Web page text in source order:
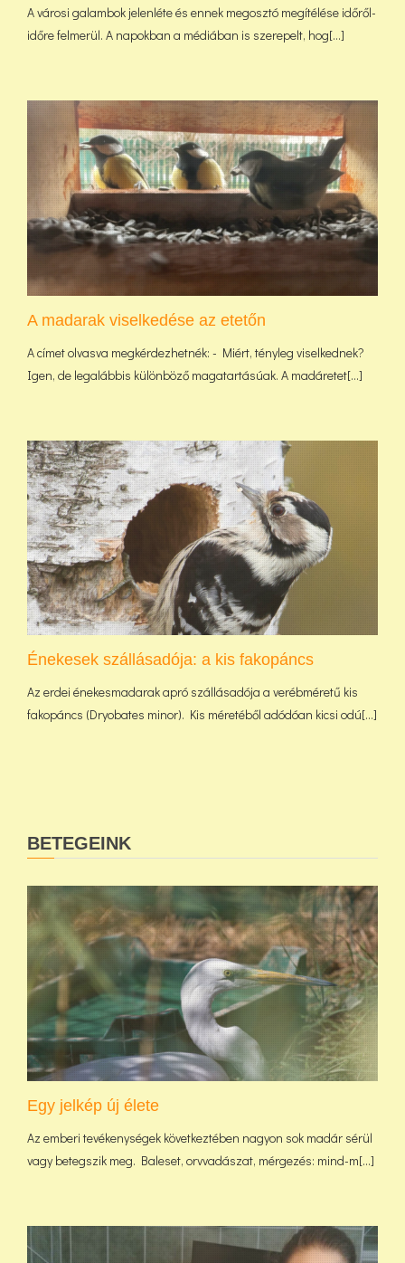
A városi galambok jelenléte és ennek megosztó megítélése időről-
időre felmerül. A napokban a médiában is szerepelt, hog[...]
A madarak viselkedése az etetőn
A címet olvasva megkérdezhetnék: - Miért, tényleg viselkednek?
Igen, de legalábbis különböző magatartásúak. A madáretet[...]
Énekesek szállásadója: a kis fakopáncs
Az erdei énekesmadarak apró szállásadója a verébméretű kis
fakopáncs (Dryobates minor). Kis méretéből adódóan kicsi odú[...]
BETEGEINK
Egy jelkép új élete
Az emberi tevékenységek következtében nagyon sok madár sérül
vagy betegszik meg. Baleset, orvvadászat, mérgezés: mind-m[...]